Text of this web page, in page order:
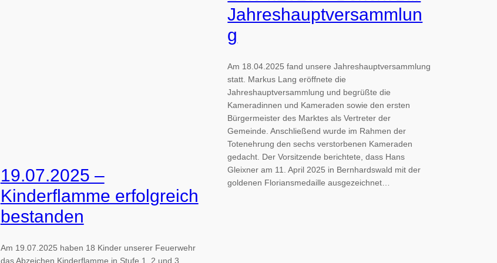
19.07.2025 –
Kinderflamme erfolgreich
bestanden
Am 19.07.2025 haben 18 Kinder unserer Feuerwehr
das Abzeichen Kinderflamme in Stufe 1, 2 und 3
Jahreshauptversammlun
g
Am 18.04.2025 fand unsere Jahreshauptversammlung
statt. Markus Lang eröffnete die
Jahreshauptversammlung und begrüßte die
Kameradinnen und Kameraden sowie den ersten
Bürgermeister des Marktes als Vertreter der
Gemeinde. Anschließend wurde im Rahmen der
Totenehrung den sechs verstorbenen Kameraden
gedacht. Der Vorsitzende berichtete, dass Hans
Gleixner am 11. April 2025 in Bernhardswald mit der
goldenen Floriansmedaille ausgezeichnet…